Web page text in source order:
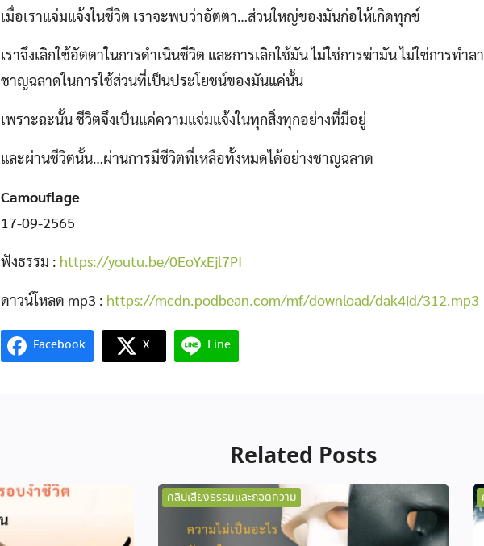
เมื่อเราแจ่มแจ้งในชีวิต เราจะพบว่าอัตตา…ส่วนใหญ่ของมันก่อให้เกิดทุกข์
เราจึงเลิกใช้อัตตาในการดำเนินชีวิต และการเลิกใช้มัน ไม่ใช่การฆ่ามัน ไม่ใช่การทำ
ชาญฉลาดในการใช้ส่วนที่เป็นประโยชน์ของมันแค่นั้น
เพราะฉะนั้น ชีวิตจึงเป็นแค่ความแจ่มแจ้งในทุกสิ่งทุกอย่างที่มีอยู่
และผ่านชีวิตนั้น…ผ่านการมีชีวิตที่เหลือทั้งหมดได้อย่างชาญฉลาด
Camouflage
17-09-2565
ฟังธรรม : https://youtu.be/0EoYxEjl7PI
ดาวน์โหลด mp3 : https://mcdn.podbean.com/mf/download/dak4id/312.mp3
Facebook X Line
Related Posts
คลิปเสียงธรรมและถอดความ